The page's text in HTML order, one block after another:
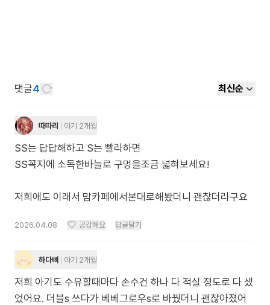
댓글4 최신순
따따리 아기 2개월
SS는 답답해하고 S는 빨라하면
SS꼭지에 소독한바늘로 구멍을조금 넓혀보세요!
저희애도 이래서 맘카페에서본대로해봤더니 괜찮더라구요
2026.04.08 공감해요 답글달기
하다삐 아기 2개월
저희 아기도 수유할때마다 손수건 하나 다 적실 정도로 다 샜
었어요. 더블s 쓰다가 베베그로우s로 바꿨더니 괜찮아졌어